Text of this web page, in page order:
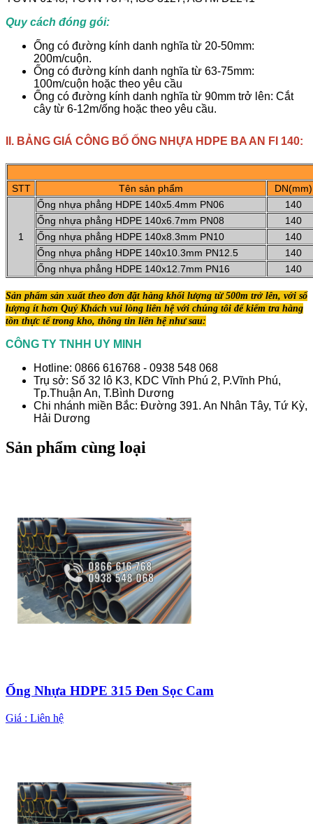
Quy cách đóng gói:
Ống có đường kính danh nghĩa từ 20-50mm:
200m/cuộn.
Ống có đường kính danh nghĩa từ 63-75mm:
100m/cuộn hoặc theo yêu cầu
Ống có đường kính danh nghĩa từ 90mm trở lên: Cắt
cây từ 6-12m/ống hoặc theo yêu cầu.
II. BẢNG GIÁ CÔNG BỐ ỐNG NHỰA HDPE BA AN FI 140:
STT Tên sản phẩm DN(mm)
1
Ống nhựa phẳng HDPE 140x5.4mm PN06
140
Ống nhựa phẳng HDPE 140x6.7mm PN08
140
Ống nhựa phẳng HDPE 140x8.3mm PN10
140
Ống nhựa phẳng HDPE 140x10.3mm PN12.5
140
Ống nhựa phẳng HDPE 140x12.7mm PN16
140
Sản phẩm sản xuất theo đơn đặt hàng khối lượng từ 500m trở lên, với số
lượng ít hơn Quý Khách vui lòng liên hệ với chúng tôi để kiểm tra hàng
tồn thực tế trong kho, thông tin liên hệ như sau:
CÔNG TY TNHH UY MINH
Hotline: 0866 616768 - 0938 548 068
Trụ sở: Số 32 lô K3, KDC Vĩnh Phú 2, P.Vĩnh Phú,
Tp.Thuận An, T.Bình Dương
Chi nhánh miền Bắc: Đường 391. An Nhân Tây, Tứ Kỳ,
Hải Dương
Sản phẩm cùng loại
Ống Nhựa HDPE 315 Đen Sọc Cam
Giá : Liên hệ